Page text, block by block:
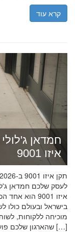
קרא עוד
חמדאן
איזו 9001
לעסק שלכם חמדאן
איזו 9001
בישראל ובעולם כולו
שהארגון שלכם פועל על פי הסטנדרטים […]